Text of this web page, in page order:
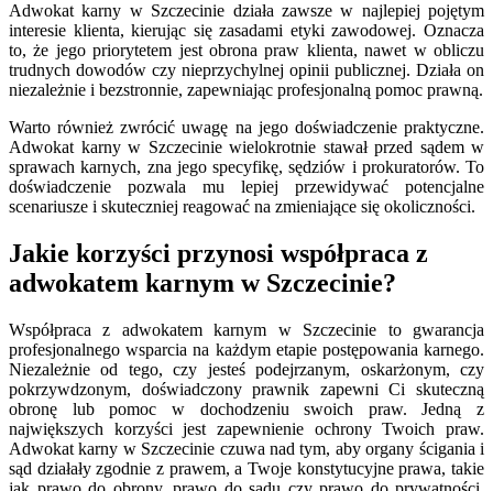
Adwokat karny w Szczecinie działa zawsze w najlepiej pojętym
interesie klienta, kierując się zasadami etyki zawodowej. Oznacza
to, że jego priorytetem jest obrona praw klienta, nawet w obliczu
trudnych dowodów czy nieprzychylnej opinii publicznej. Działa on
niezależnie i bezstronnie, zapewniając profesjonalną pomoc prawną.
Warto również zwrócić uwagę na jego doświadczenie praktyczne.
Adwokat karny w Szczecinie wielokrotnie stawał przed sądem w
sprawach karnych, zna jego specyfikę, sędziów i prokuratorów. To
doświadczenie pozwala mu lepiej przewidywać potencjalne
scenariusze i skuteczniej reagować na zmieniające się okoliczności.
Jakie korzyści przynosi współpraca z
adwokatem karnym w Szczecinie?
Współpraca z adwokatem karnym w Szczecinie to gwarancja
profesjonalnego wsparcia na każdym etapie postępowania karnego.
Niezależnie od tego, czy jesteś podejrzanym, oskarżonym, czy
pokrzywdzonym, doświadczony prawnik zapewni Ci skuteczną
obronę lub pomoc w dochodzeniu swoich praw. Jedną z
największych korzyści jest zapewnienie ochrony Twoich praw.
Adwokat karny w Szczecinie czuwa nad tym, aby organy ścigania i
sąd działały zgodnie z prawem, a Twoje konstytucyjne prawa, takie